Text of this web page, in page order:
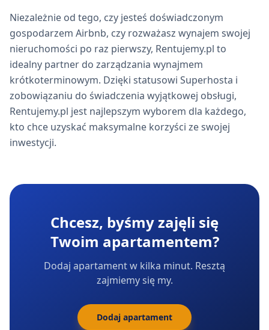
Niezależnie od tego, czy jesteś doświadczonym
gospodarzem Airbnb, czy rozważasz wynajem swojej
nieruchomości po raz pierwszy, Rentujemy.pl to
idealny partner do zarządzania wynajmem
krótkoterminowym. Dzięki statusowi Superhosta i
zobowiązaniu do świadczenia wyjątkowej obsługi,
Rentujemy.pl jest najlepszym wyborem dla każdego,
kto chce uzyskać maksymalne korzyści ze swojej
inwestycji.
Chcesz, byśmy zajęli się
Twoim apartamentem?
Dodaj apartament w kilka minut. Resztą
zajmiemy się my.
Dodaj apartament